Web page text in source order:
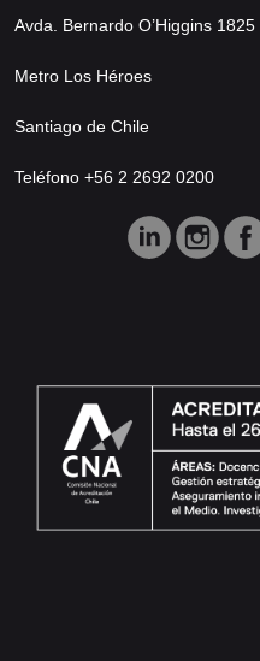
Avda. Bernardo O’Higgins 1825
Metro Los Héroes
Santiago de Chile
Teléfono +56 2 2692 0200